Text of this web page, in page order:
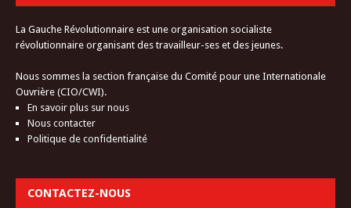
La Gauche Révolutionnaire est une organisation socialiste
révolutionnaire organisant des travailleur-ses et des jeunes.
Nous sommes la section française du Comité pour une Internationale
Ouvrière (CIO/CWI).
En savoir plus sur nous
Nous contacter
Politique de confidentialité
CONTACTEZ-NOUS